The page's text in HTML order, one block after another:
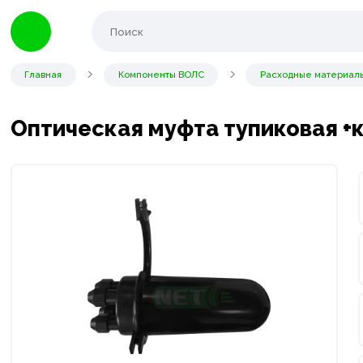
Главная Компоненты ВОЛС Расходные
Оптическая муфта тупиковая